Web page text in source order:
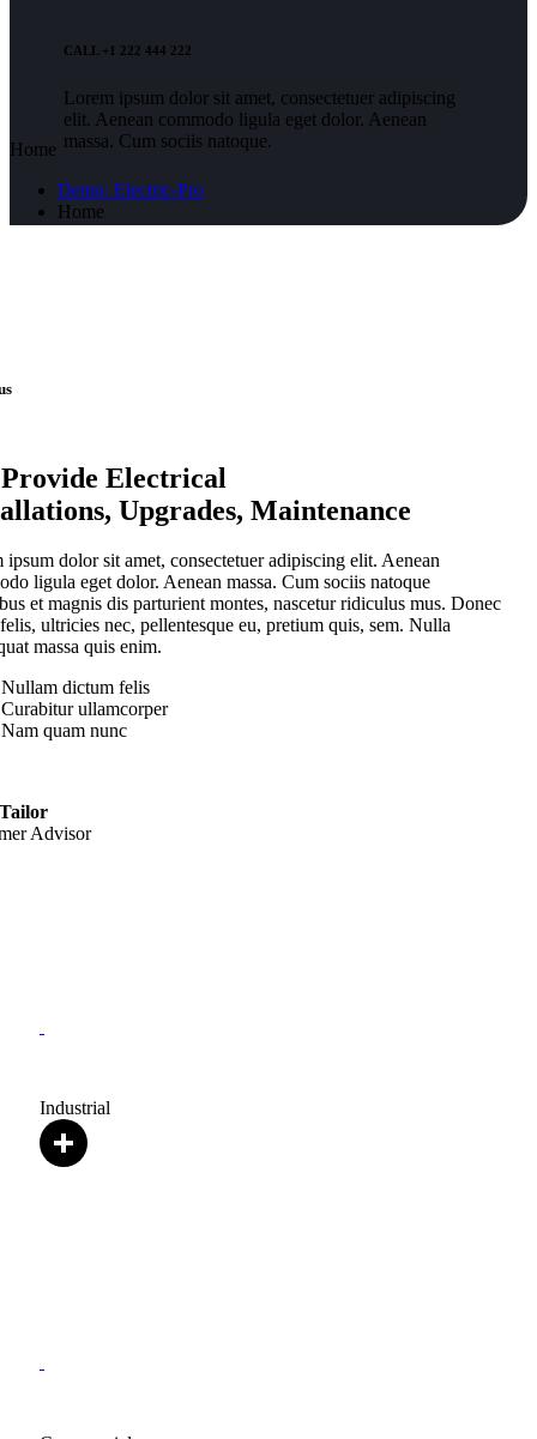
Home
Demo: Electric-Pro
Home
CALL +1 222 444 222
Lorem ipsum dolor sit amet, consectetuer adipiscing
elit. Aenean commodo ligula eget dolor. Aenean
massa. Cum sociis natoque.
Electrical
Upgrades, Maintenance
ipsum dolor sit amet, consectetuer adipiscing elit. Aenean
ligula eget dolor. Aenean massa. Cum sociis natoque
et magnis dis parturient montes, nascetur ridiculus mus. Donec
ultricies nec, pellentesque eu, pretium quis, sem. Nulla
massa quis enim.
Nullam dictum felis
Curabitur ullamcorper
Nam quam nunc
Advisor
Industrial